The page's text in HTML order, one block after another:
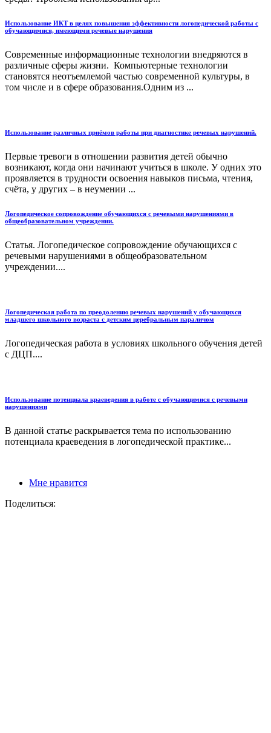
Использование ИКТ в целях повышения эффективности логопедической работы с
обучающимися, имеющими речевые нарушения
Современные информационные технологии внедряются в
различные сферы жизни. Компьютерные технологии
становятся неотъемлемой частью современной культуры, в
том числе и в сфере образования.Одним из ...
Использование различных приёмов работы при диагностике речевых нарушений.
Первые тревоги в отношении развития детей обычно
возникают, когда они начинают учиться в школе. У одних это
проявляется в трудности освоения навыков письма, чтения,
счёта, у других – в неумении ...
Логопедическое сопровождение обучающихся с речевыми нарушениями в
общеобразовательном учреждении.
Статья. Логопедическое сопровождение обучающихся с
речевыми нарушениями в общеобразовательном
учреждении....
Логопедическая работа по преодолению речевых нарушений у обучающихся
младшего школьного возраста с детским церебральным параличом
Логопедическая работа в условиях школьного обучения детей
с ДЦП....
Использование потенциала краеведения в работе с обучающимися с речевыми
нарушениями
В данной статье раскрывается тема по использованию
потенциала краеведения в логопедической практике...
Мне нравится
Поделиться: